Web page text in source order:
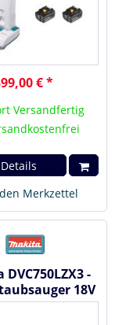
€ *
Versandfertig
Merkzettel
-
18V